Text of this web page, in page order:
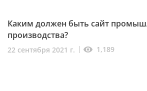
Каким должен быть сайт
производства?
22 сентября 2021 г. 1,189